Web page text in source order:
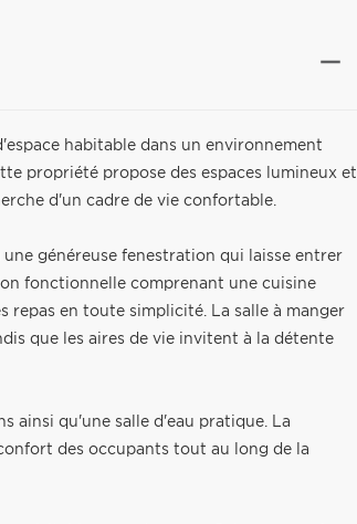
habitable dans un environnement
propriété propose des espaces lumineux et
d'un cadre de vie confortable.
généreuse fenestration qui laisse entrer
fonctionnelle comprenant une cuisine
repas en toute simplicité. La salle à manger
que les aires de vie invitent à la détente
ainsi qu'une salle d'eau pratique. La
des occupants tout au long de la